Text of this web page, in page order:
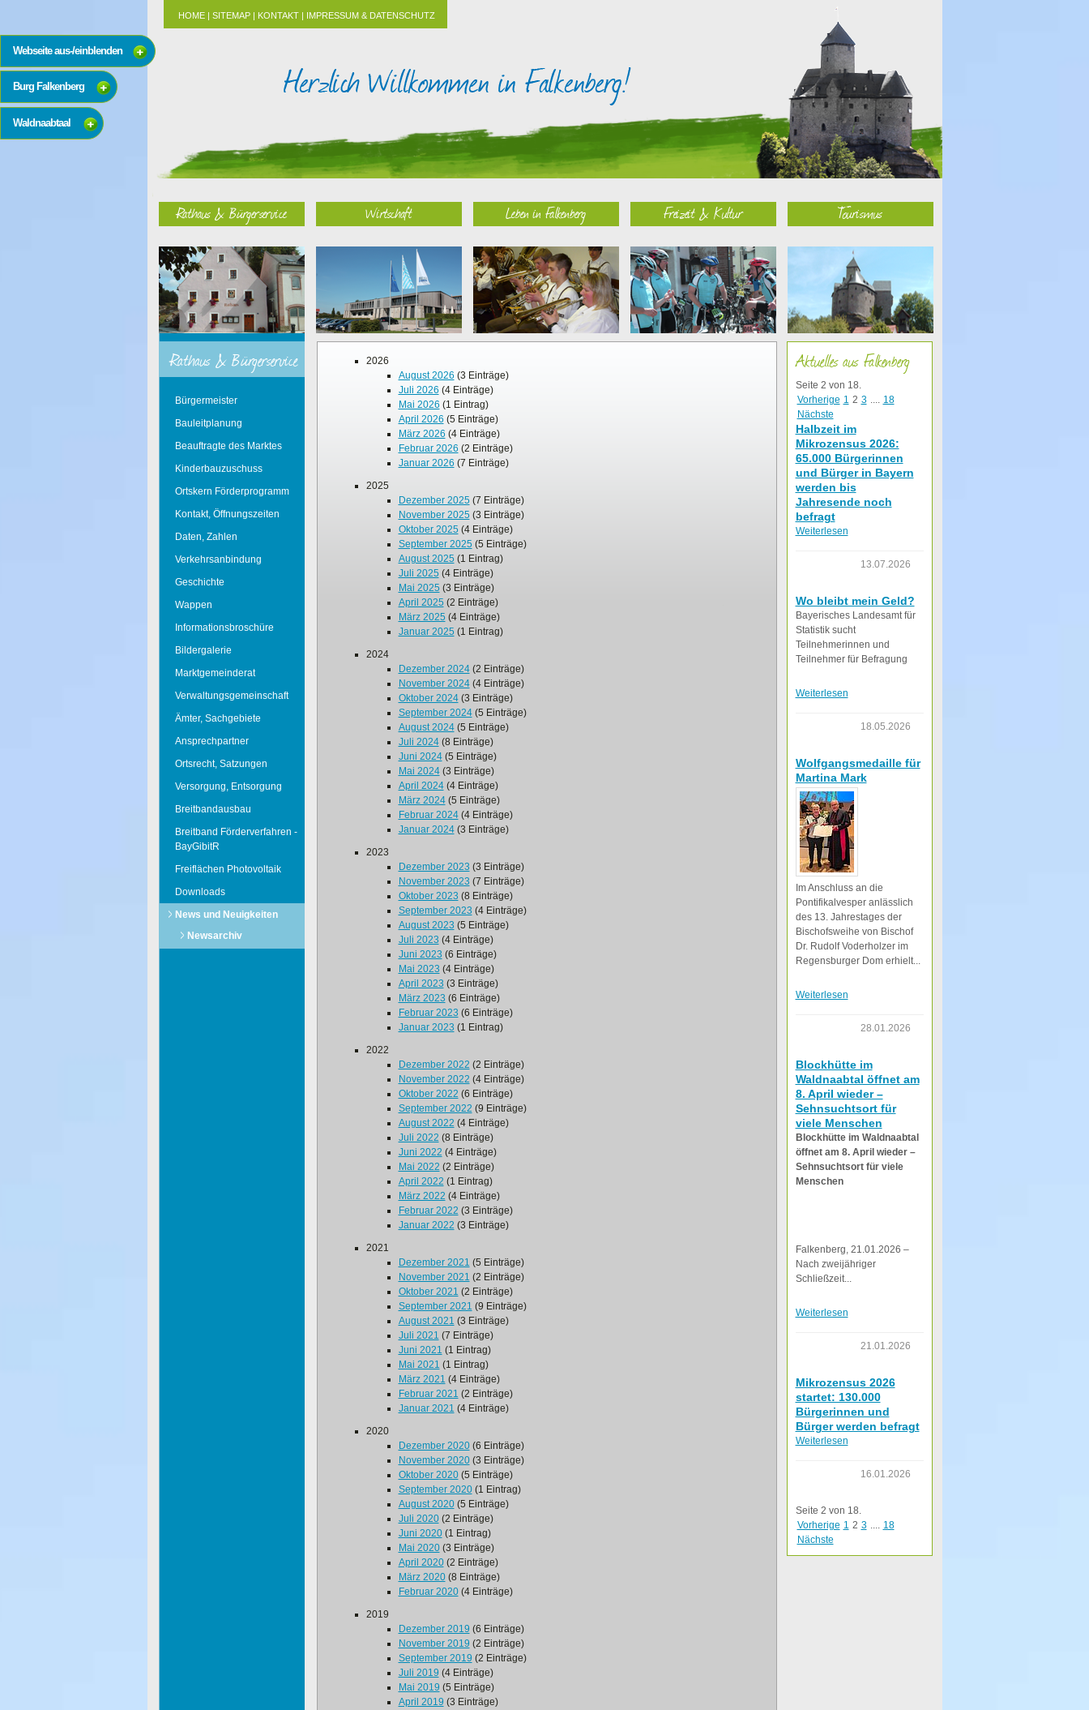
HOME| SITEMAP| KONTAKT| IMPRESSUM & DATENSCHUTZ
Rathaus & Bürgerservice Wirtschaft Leben in Falkenberg Freizeit & Kultur Tourismus
Rathaus & Bürgerservice
Bürgermeister
Bauleitplanung
Beauftragte des Marktes
Kinderbauzuschuss
Ortskern Förderprogramm
Kontakt, Öffnungszeiten
Daten, Zahlen
Verkehrsanbindung
Geschichte
Wappen
Informationsbroschüre
Bildergalerie
Marktgemeinderat
Verwaltungsgemeinschaft
Ämter, Sachgebiete
Ansprechpartner
Ortsrecht, Satzungen
Versorgung, Entsorgung
Breitbandausbau
Breitband Förderverfahren -
BayGibitR
Freiflächen Photovoltaik
Downloads
News und Neuigkeiten
Newsarchiv
2026
August 2026 (3 Einträge)
Juli 2026 (4 Einträge)
Mai 2026 (1 Eintrag)
April 2026 (5 Einträge)
März 2026 (4 Einträge)
Februar 2026 (2 Einträge)
Januar 2026 (7 Einträge)
2025
Dezember 2025(7 Einträge)
November 2025(3 Einträge)
Oktober 2025(4 Einträge)
September 2025(5 Einträge)
August 2025(1 Eintrag)
Juli 2025 (4 Einträge)
Mai 2025 (3 Einträge)
April 2025 (2 Einträge)
März 2025 (4 Einträge)
Januar 2025 (1 Eintrag)
2024
Dezember 2024(2 Einträge)
November 2024(4 Einträge)
Oktober 2024(3 Einträge)
September 2024(5 Einträge)
August 2024(5 Einträge)
Juli 2024(8 Einträge)
Juni 2024(5 Einträge)
Mai 2024(3 Einträge)
April 2024(4 Einträge)
März 2024(5 Einträge)
Februar 2024(4 Einträge)
Januar 2024(3 Einträge)
2023
Dezember 2023 (3 Einträge)
November 2023 (7 Einträge)
Oktober 2023 (8 Einträge)
September 2023 (4 Einträge)
August 2023 (5 Einträge)
Juli 2023 (4 Einträge)
Juni 2023 (6 Einträge)
Mai 2023 (4 Einträge)
April 2023 (3 Einträge)
März 2023 (6 Einträge)
Februar 2023 (6 Einträge)
Januar 2023 (1 Eintrag)
2022
Dezember 2022 (2 Einträge)
November 2022 (4 Einträge)
Oktober 2022 (6 Einträge)
September 2022 (9 Einträge)
August 2022 (4 Einträge)
Juli 2022 (8 Einträge)
Juni 2022 (4 Einträge)
Mai 2022 (2 Einträge)
April 2022 (1 Eintrag)
März 2022 (4 Einträge)
Februar 2022 (3 Einträge)
Januar 2022 (3 Einträge)
2021
Dezember 2021 (5 Einträge)
November 2021 (2 Einträge)
Oktober 2021 (2 Einträge)
September 2021 (9 Einträge)
August 2021 (3 Einträge)
Juli 2021 (7 Einträge)
Juni 2021 (1 Eintrag)
Mai 2021 (1 Eintrag)
März 2021 (4 Einträge)
Februar 2021 (2 Einträge)
Januar 2021 (4 Einträge)
2020
Dezember 2020(6 Einträge)
November 2020(3 Einträge)
Oktober 2020(5 Einträge)
September 2020(1 Eintrag)
August 2020(5 Einträge)
Juli 2020(2 Einträge)
Juni 2020(1 Eintrag)
Mai 2020(3 Einträge)
April 2020(2 Einträge)
März 2020(8 Einträge)
Februar 2020(4 Einträge)
2019
Dezember 2019 (6 Einträge)
November 2019 (2 Einträge)
September 2019 (2 Einträge)
Juli 2019 (4 Einträge)
Mai 2019 (5 Einträge)
April 2019 (3 Einträge)
Aktuelles aus Falkenberg
Seite 2 von 18.
Vorherige 1 2 3 .... 18
Nächste
Halbzeit im
Mikrozensus 2026:
65.000 Bürgerinnen
und Bürger in Bayern
werden bis
Jahresende noch
befragt
Weiterlesen
13.07.2026
Wo bleibt mein Geld?
Bayerisches Landesamt für
Statistik sucht
Teilnehmerinnen und
Teilnehmer für Befragung
Weiterlesen
18.05.2026
Wolfgangsmedaille für
Martina Mark
Im Anschluss an die
Pontifikalvesper anlässlich
des 13. Jahrestages der
Bischofsweihe von Bischof
Dr. Rudolf Voderholzer im
Regensburger Dom erhielt...
Weiterlesen
28.01.2026
Blockhütte im
Waldnaabtal öffnet am
8. April wieder –
Sehnsuchtsort für
viele Menschen
Blockhütte im Waldnaabtal
öffnet am 8. April wieder –
Sehnsuchtsort für viele
Menschen
Falkenberg, 21.01.2026 –
Nach zweijähriger
Schließzeit...
Weiterlesen
21.01.2026
Mikrozensus 2026
startet: 130.000
Bürgerinnen und
Bürger werden befragt
Weiterlesen
16.01.2026
Seite 2 von 18.
Vorherige 1 2 3 .... 18
Nächste
Webseite aus-/einblenden
Burg Falkenberg
Waldnaabtaal